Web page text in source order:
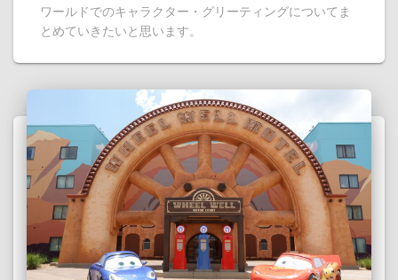
ワールドでのキャラクター・グリーティングについてま
とめていきたいと思います。